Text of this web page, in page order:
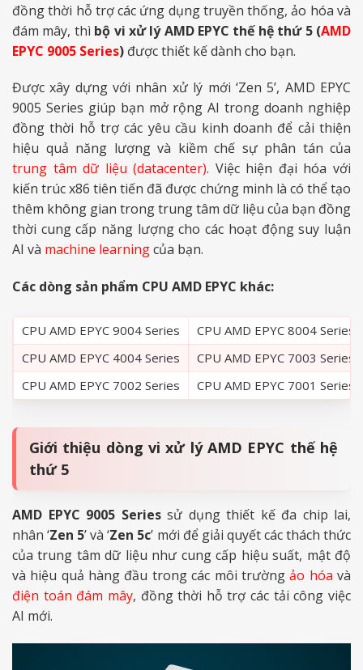
đồng thời hỗ trợ các ứng dụng truyền thống, ảo hóa và
đám mây, thì bộ vi xử lý AMD EPYC thế hệ thứ 5 (AMD
EPYC 9005 Series) được thiết kế dành cho bạn.
Được xây dựng với nhân xử lý mới ‘Zen 5’, AMD EPYC
9005 Series giúp bạn mở rộng AI trong doanh nghiệp
đồng thời hỗ trợ các yêu cầu kinh doanh để cải thiện
hiệu quả năng lượng và kiềm chế sự phân tán của
trung tâm dữ liệu (datacenter). Việc hiện đại hóa với
kiến trúc x86 tiên tiến đã được chứng minh là có thể tạo
thêm không gian trong trung tâm dữ liệu của bạn đồng
thời cung cấp năng lượng cho các hoạt động suy luận
AI và machine learningcủa bạn.
Các dòng sản phẩm CPU AMD EPYC khác:
CPU AMD EPYC 9004 Series
CPU AMD EPYC 8004 Series
CPU AMD EPYC 4004 Series
CPU AMD EPYC 7003 Series
CPU AMD EPYC 7002 Series
CPU AMD EPYC 7001 Series
Giới thiệu dòng vi xử lý AMD EPYC thế hệ
thứ 5
AMD EPYC 9005 Seriessử dụng thiết kế đa chip lai,
nhân ‘Zen 5’ và ‘Zen 5c’ mới để giải quyết các thách thức
của trung tâm dữ liệu như cung cấp hiệu suất, mật độ
và hiệu quả hàng đầu trong các môi trườngảo hóa và
điện toán đám mây, đồng thời hỗ trợ các tải công việc
AI mới.